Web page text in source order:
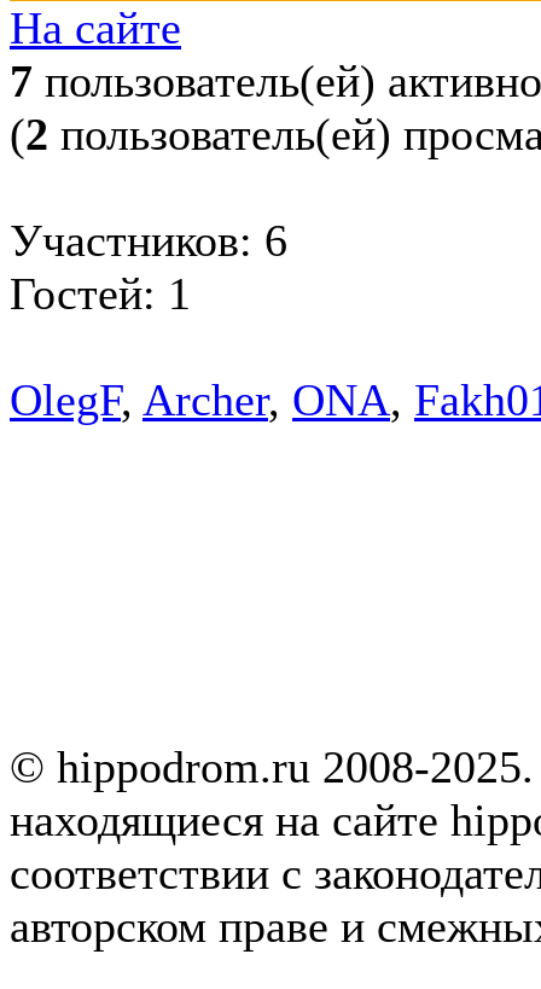
На сайте
7 пользователь(ей) активно
(2 пользователь(ей)
Участников: 6
Гостей: 1
OlegF, Archer, ONA,
© hippodrom.ru 2008-
находящиеся на сайте
соответствии с
авторском праве и